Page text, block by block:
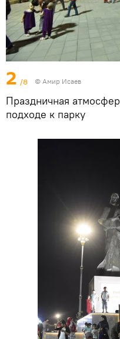
2 /8 © Амир Исаев
Праздничная
подходе к парку